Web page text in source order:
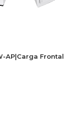
AP|Carga Frontal